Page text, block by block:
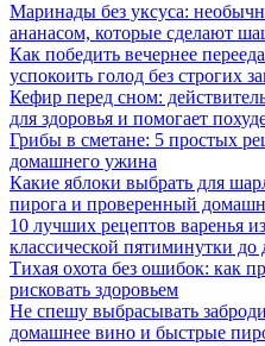
Маринады без уксуса:
ананасом, которые сделают
Как победить вечернее
успокоить голод без строгих
Кефир перед сном:
для здоровья и помогает
Грибы в сметане: 5 простых
домашнего ужина
Какие яблоки выбрать для
пирога и проверенный
10 лучших рецептов варенья
классической пятиминутки до
Тихая охота без ошибок: как
рисковать здоровьем
Не спешу выбрасывать
домашнее вино и быстрые